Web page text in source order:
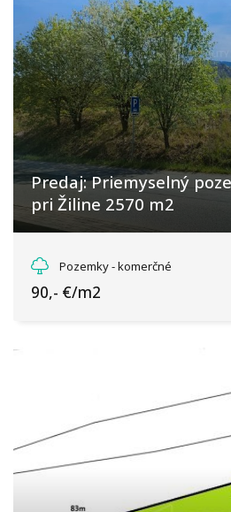
Predaj: Priemyselný
pri Žiline 2570 m2
Pozemky - komerčné
90,- €/m2